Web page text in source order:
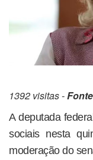
1392 visitas -
A deputada
sociais nesta
moderação do